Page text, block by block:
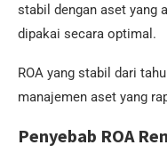
stabil dengan aset yang
dipakai secara optimal.
ROA yang stabil dari
manajemen aset yang
Penyebab ROA